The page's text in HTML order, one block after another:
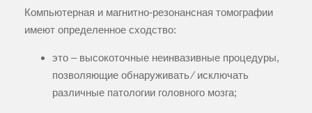
Компьютерная и магнитно-резонансная томографии
имеют определенное сходство:
это – высокоточные неинвазивные процедуры,
позволяющие обнаруживать ⁄ исключать
различные патологии головного мозга;